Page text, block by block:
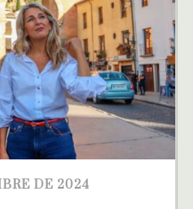
DE 2024